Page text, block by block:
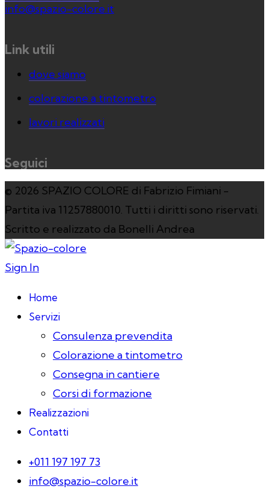
info@spazio-colore.it
Link utili
dove siamo
colorazione a tintometro
lavori realizzati
Seguici
© 2026 SPAZIO COLORE di Fabrizio Fimiani -
Partita iva 11257880010. Tutti i diritti sono riservati.
Scritto e realizzato da Bonelli Andrea
Sign In
Home
Servizi
Consulenza prevendita
Colorazione a tintometro
Consegna in cantiere
Corsi di formazione
Realizzazioni
Contatti
+011 197 197 73
info@spazio-colore.it